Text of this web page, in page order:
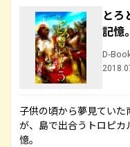
とろ
記
D-
子供の頃から夢見てい
が、島で出合うトロピ
憶。